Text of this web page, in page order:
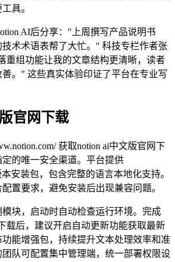
具。
AI后分享："上周撰写产品说明书
术术语表帮了大忙。" 科技专栏作者张
重组功能让我的文章结构更清晰，读者
。" 这些真实体验印证了平台在专业写
官网下载
获取notion ai中文版官网下
的唯一安全渠道。平台提供
本安装包，包含完整的语言本地化支持。
置要求，避免安装后出现兼容问题。
块，启动时自动检查运行环境。完成
载后，建议开启自动更新功能获取最新
能增强包，持续提升文本处理效率和准
队可配置集中管理端，统一部署权限设